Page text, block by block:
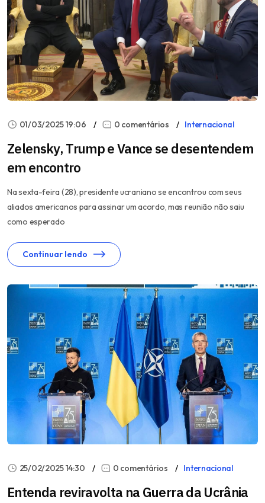
01/03/2025 19:06 0 comentários Internacional
Zelensky, Trump e Vance se desentendem
em encontro
Na sexta-feira (28), presidente ucraniano se encontrou com seus
aliados americanos para assinar um acordo, mas reunião não saiu
como esperado
Continuar lendo
25/02/2025 14:30 0 comentários Internacional
Entenda reviravolta na Guerra da Ucrânia